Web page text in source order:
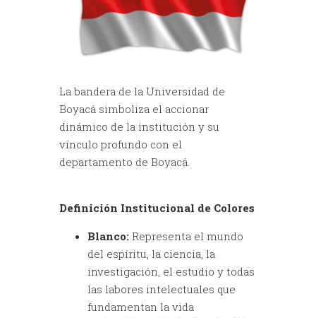
La bandera de la Universidad de
Boyacá simboliza el accionar
dinámico de la institución y su
vínculo profundo con el
departamento de Boyacá.
Definición Institucional de Colores
Blanco: Representa el mundo
del espíritu, la ciencia, la
investigación, el estudio y todas
las labores intelectuales que
fundamentan la vida